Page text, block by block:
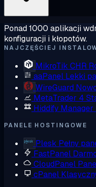
Ponad 1000 aplikacji
konfiguracji i kłopotów.
NAJCZĘŚCIEJ
MikroTik CHR
aaPanel Lekki
WireGuard
MetaTrader 4
Hiddify Manager
PANELE HOSTINGOWE
Plesk Pełny
FastPanel
CloudPanel
cPanel